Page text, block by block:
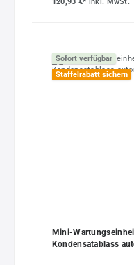
Sofort verfügbar
Staffelrabatt sichern
Mini-
Kondensatablass